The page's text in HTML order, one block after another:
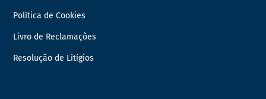
Política de Cookies
Livro de Reclamações
Resolução de Litígios